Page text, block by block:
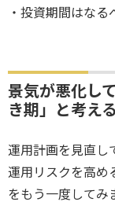
・投資期間はな
景気が悪化し
き期」と考える
運用計画を見直し
運用リスクを高め
をもう一度してみ